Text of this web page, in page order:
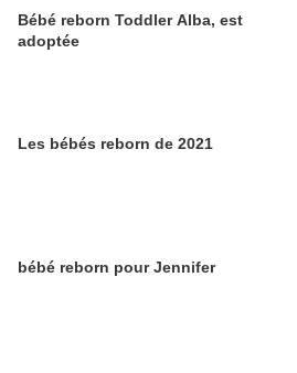
Bébé reborn Toddler Alba, est
adoptée
Les bébés reborn de 2021
bébé reborn pour Jennifer